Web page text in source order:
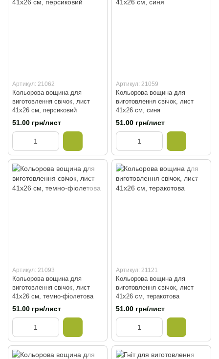
Артикул: 21062
Кольорова вощина для
виготовлення свічок, лист
41х26 см, персиковий
51.00 грн/лист
Артикул: 21059
Кольорова вощина для
виготовлення свічок, лист
41х26 см, синя
51.00 грн/лист
Артикул: 21093
Кольорова вощина для
виготовлення свічок, лист
41х26 см, темно-фіолетова
51.00 грн/лист
Артикул: 21121
Кольорова вощина для
виготовлення свічок, лист
41х26 см, теракотова
51.00 грн/лист